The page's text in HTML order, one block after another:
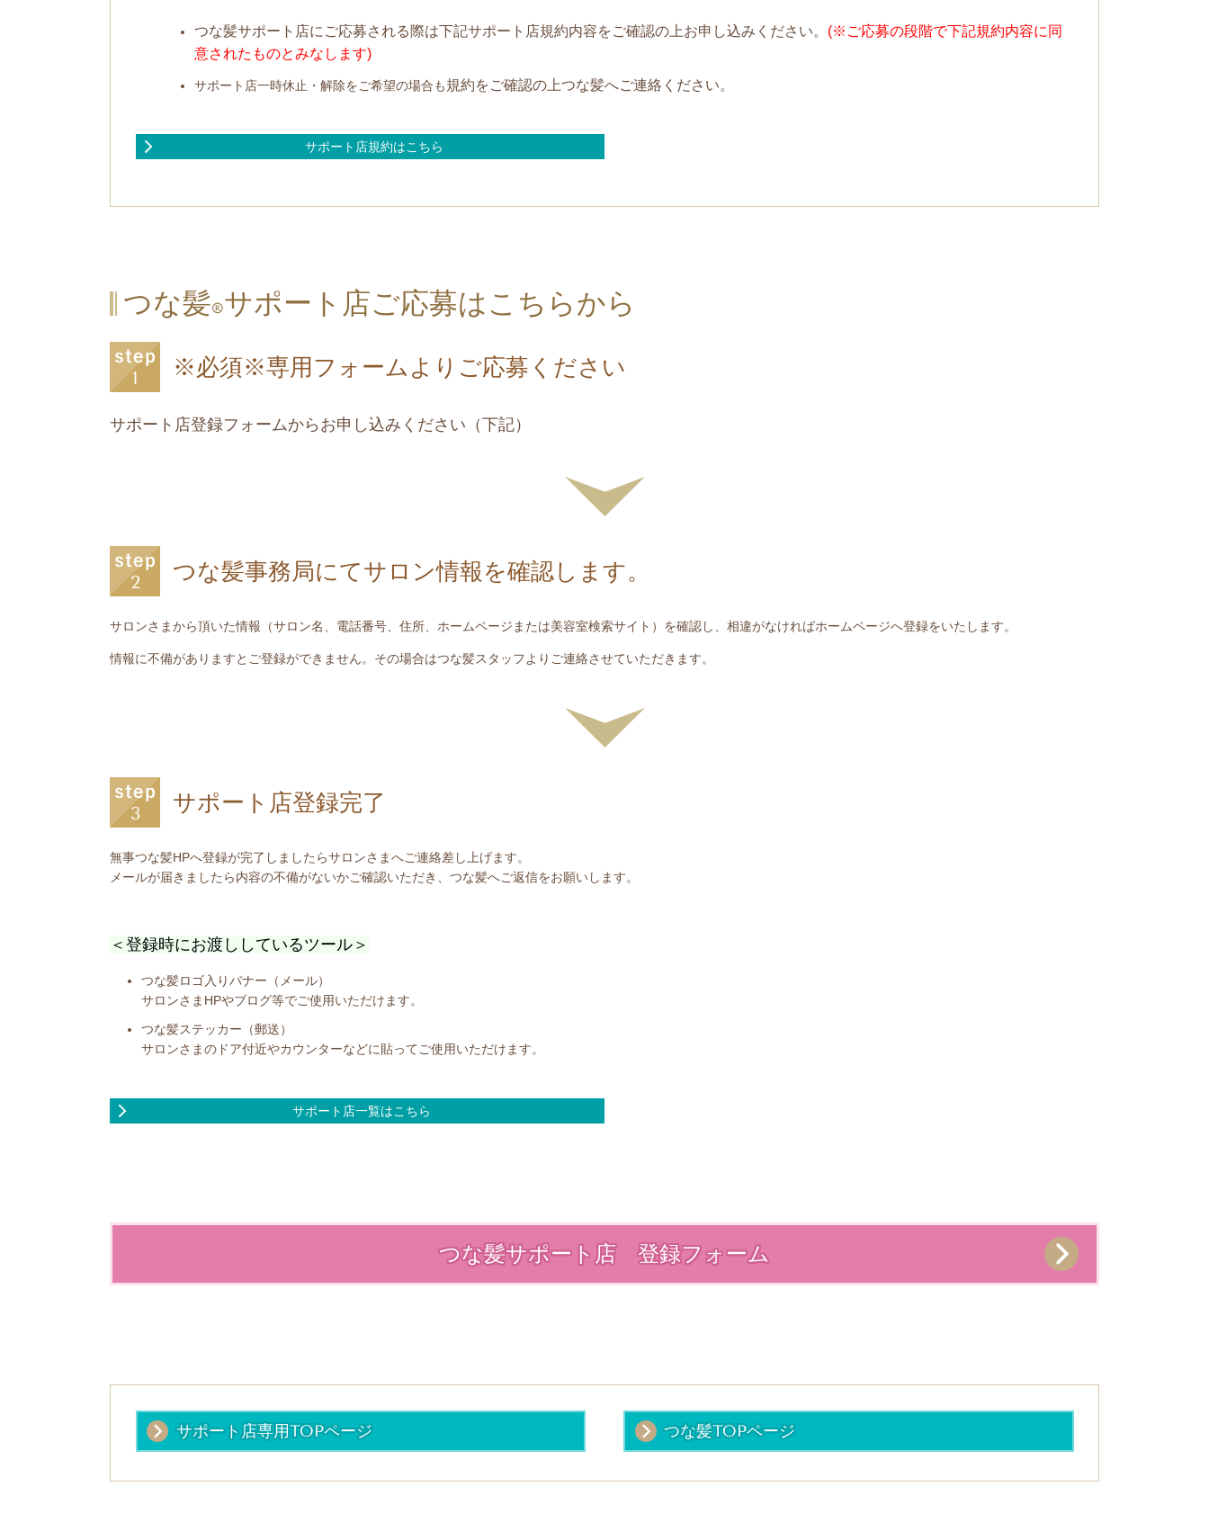
つな髪サポート店にご応募される際は下記サポート店規約内容をご確認の上お申し込みください。 (※ご応募の段階で下記規約内容に同
意されたものとみなします)
サポート店一時休止・解除をご希望の場合も規約をご確認の上つな髪へご連絡ください。
サポート店規約はこちら
つな髪®サポート店ご応募はこちらから
※必須※専用フォームよりご応募ください
サポート店登録フォームからお申し込みください（下記）
つな髪事務局にてサロン情報を確認します。
サロンさまから頂いた情報（サロン名、電話番号、住所、ホームページまたは美容室検索サイト）を確認し、相違がなければホームページへ登録をいたします。
情報に不備がありますとご登録ができません。その場合はつな髪スタッフよりご連絡させていただきます。
サポート店登録完了
無事つな髪HPへ登録が完了しましたらサロンさまへご連絡差し上げます。
メールが届きましたら内容の不備がないかご確認いただき、つな髪へご返信をお願いします。
＜登録時にお渡ししているツール＞
つな髪ロゴ入りバナー（メール）
サロンさまHPやブログ等でご使用いただけます。
つな髪ステッカー（郵送）
サロンさまのドア付近やカウンターなどに貼ってご使用いただけます。
サポート店一覧はこちら
つな髪サポート店 登録フォーム
サポート店専用TOPページ つな髪TOPページ